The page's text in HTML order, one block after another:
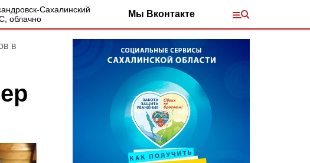
Сахалинский
облачно Мы Вконтакте
в